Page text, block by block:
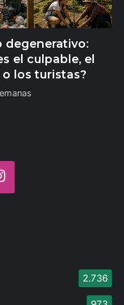
degenerativo:
el culpable, el
los turistas?
Instagram
2.736